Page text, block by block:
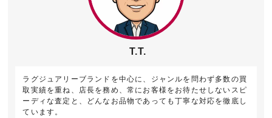
T.T.
ラグジュアリーブランドを中心に、ジャンルを問わず多数の買
取実績を重ね、店長を務め、常にお客様をお待たせしないスピ
ーディな査定と、どんなお品物であっても丁寧な対応を徹底し
ています。